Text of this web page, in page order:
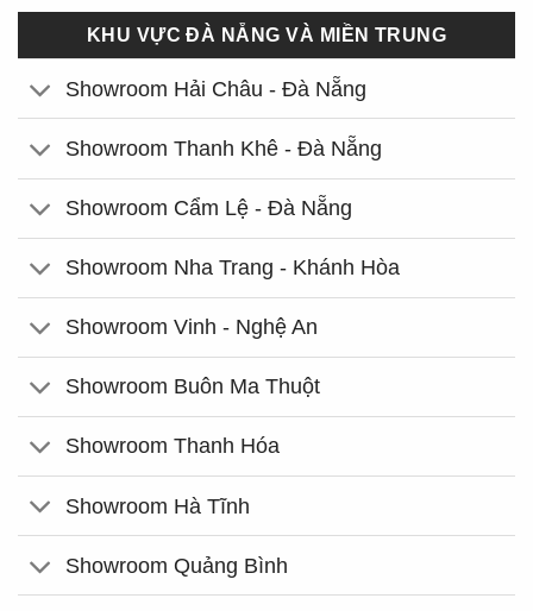
KHU VỰC ĐÀ NẴNG VÀ MIỀN TRUNG
Showroom Hải Châu - Đà Nẵng
Showroom Thanh Khê - Đà Nẵng
Showroom Cẩm Lệ - Đà Nẵng
Showroom Nha Trang - Khánh Hòa
Showroom Vinh - Nghệ An
Showroom Buôn Ma Thuột
Showroom Thanh Hóa
Showroom Hà Tĩnh
Showroom Quảng Bình